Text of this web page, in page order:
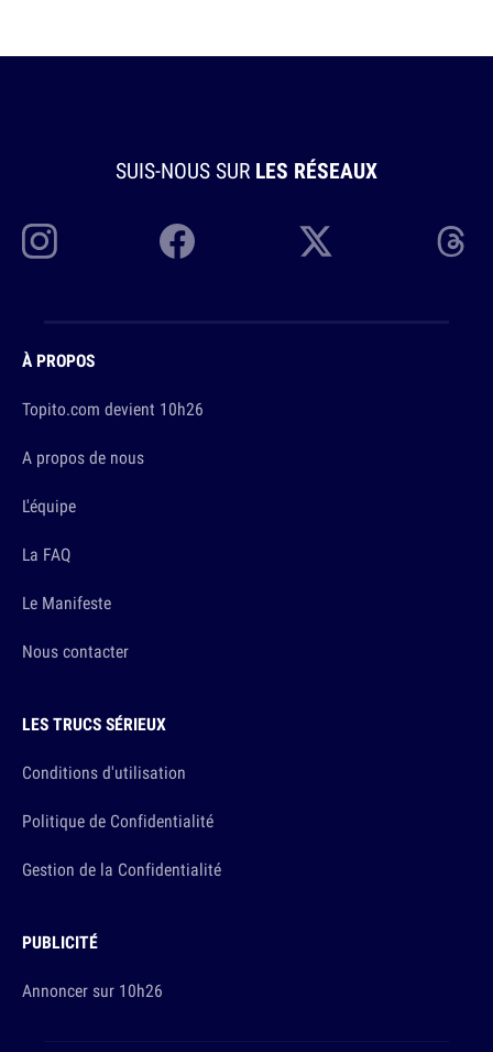
SUIS-NOUS SUR LES RÉSEAUX
À PROPOS
Topito.com devient 10h26
A propos de nous
L'équipe
La FAQ
Le Manifeste
Nous contacter
LES TRUCS SÉRIEUX
Conditions d'utilisation
Politique de Confidentialité
Gestion de la Confidentialité
PUBLICITÉ
Annoncer sur 10h26